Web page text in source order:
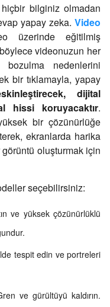
bilginiz olmadan
yapay zeka. Video
üzerinde eğitilmiş
videonuzun her
nedenlerini
bir tıklamayla, yapay
dijital
hissi koruyacaktır.
bir çözünürlüğe
ekranlarda harika
oluşturmak için
seçebilirsiniz:
ve yüksek çözünürlüklü
tespit edin ve portreleri
ve gürültüyü kaldırın.